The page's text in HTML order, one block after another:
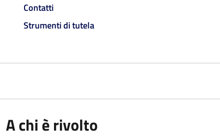
Contatti
Strumenti di tutela
A chi è rivolto